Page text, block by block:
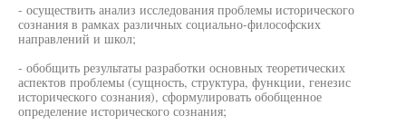
- осуществить анализ исследования проблемы исторического
сознания в рамках различных социально-философских
направлений и школ;
- обобщить результаты разработки основных теоретических
аспектов проблемы (сущность, структура, функции, генезис
исторического сознания), сформулировать обобщенное
определение исторического сознания;